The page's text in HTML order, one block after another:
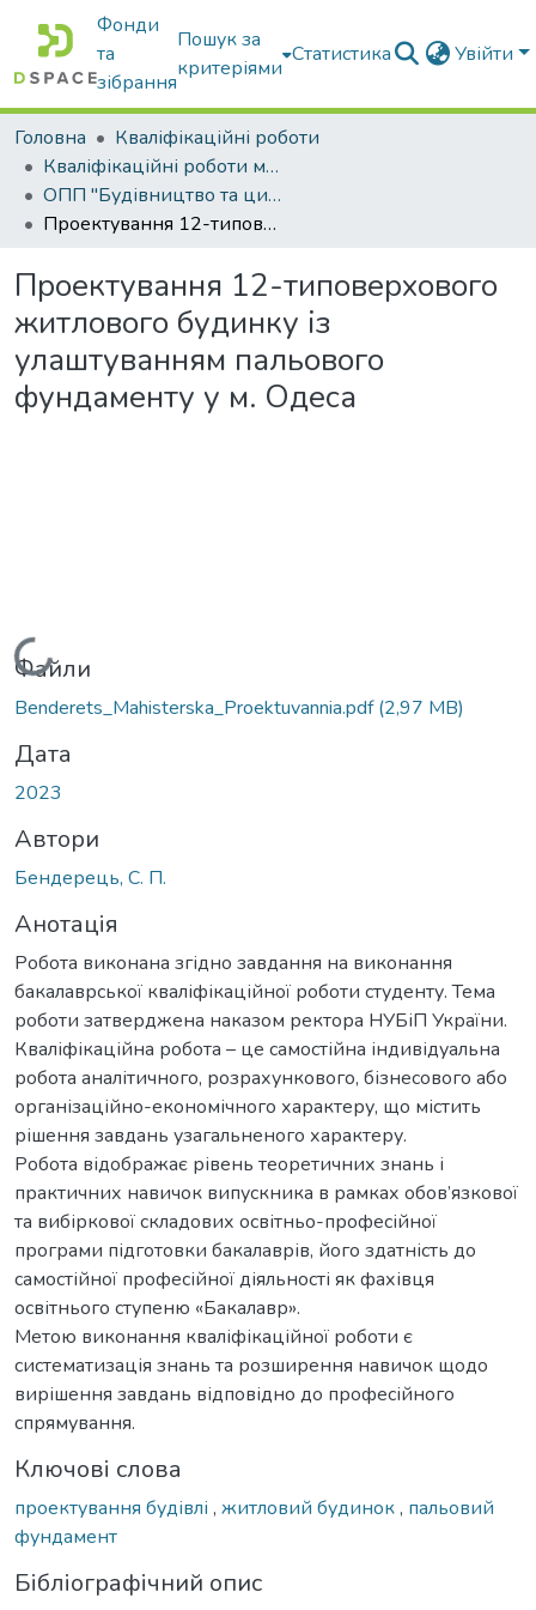
Фонди
та
зібрання
Пошук за
критеріями
Статистика Увійти
Головна
Кваліфікаційні роботи
Кваліфікаційні роботи магістрів
ОПП "Будівництво та цивільна інженерія"
Проектування 12-типоверхового житлового будинку із улаштуванням пальового фундаменту у м. Одеса
Проектування 12-типоверхового
житлового будинку із
улаштуванням пальового
фундаменту у м. Одеса
Вантажиться...
Файли
Benderets_Mahisterska_Proektuvannia.pdf(2,97 MB)
Дата
2023
Автори
Бендерець, С. П.
Анотація
Робота виконана згідно завдання на виконання
бакалаврської кваліфікаційної роботи студенту. Тема
роботи затверджена наказом ректора НУБіП України.
Кваліфікаційна робота – це самостійна індивідуальна
робота аналітичного, розрахункового, бізнесового або
організаційно-економічного характеру, що містить
рішення завдань узагальненого характеру.
Робота відображає рівень теоретичних знань і
практичних навичок випускника в рамках обов’язкової
та вибіркової складових освітньо-професійної
програми підготовки бакалаврів, його здатність до
самостійної професійної діяльності як фахівця
освітнього ступеню «Бакалавр».
Метою виконання кваліфікаційної роботи є
систематизація знань та розширення навичок щодо
вирішення завдань відповідно до професійного
спрямування.
Ключові слова
проектування будівлі , житловий будинок, пальовий
фундамент
Бібліографічний опис